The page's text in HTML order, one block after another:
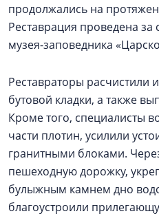
продолжались на
Реставрация проведена за
музея-заповедника
Реставраторы расчистили
бутовой кладки, а также
Кроме того, специалисты
части плотин, усилили
гранитными блоками.
пешеходную дорожку,
булыжным камнем дно
благоустроили